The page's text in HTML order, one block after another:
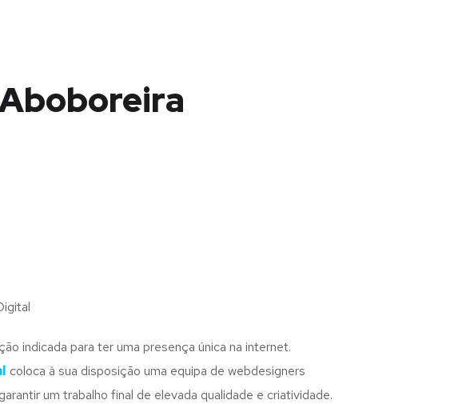
indicada para ter uma presença única na internet.
coloca à sua disposição uma equipa de webdesigners
um trabalho final de elevada qualidade e criatividade.